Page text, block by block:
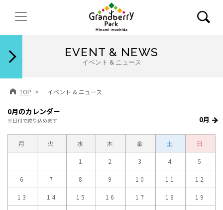
EVENT & NEWS
イベント & ニュース
TOP イベント & ニュース
0月のカレンダー
※日付で絞り込めます 0月
月 火 水 木 金 土 日
1 2 3 4 5
6 7 8 9 10 11 12
13 14 15 16 17 18 19
閉じる